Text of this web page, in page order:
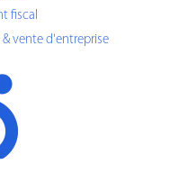
fiscal
vente d'entreprise